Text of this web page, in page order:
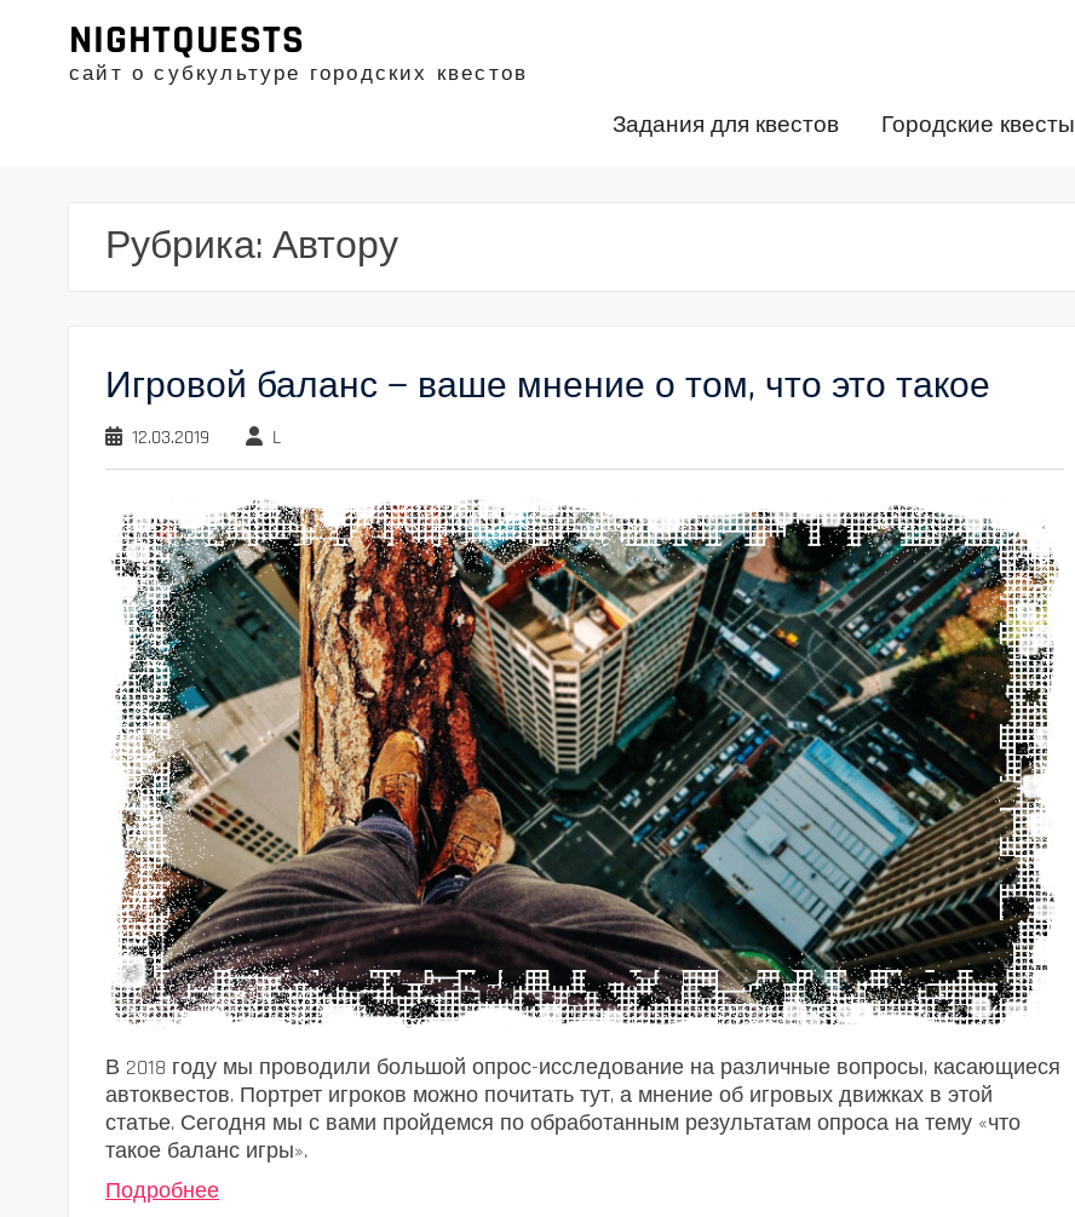
содержимому
NIGHTQUESTS
сайт о субкультуре городских квестов
Задания для квестов Городские квесты
Рубрика: Автору
Игровой баланс — ваше мнение о том, что это такое
12.03.2019 L
В 2018 году мы проводили большой опрос-исследование на различные вопросы, касающиеся
автоквестов. Портрет игроков можно почитать тут, а мнение об игровых движках в этой
статье. Сегодня мы с вами пройдемся по обработанным результатам опроса на тему «что
такое баланс игры».
Подробнее